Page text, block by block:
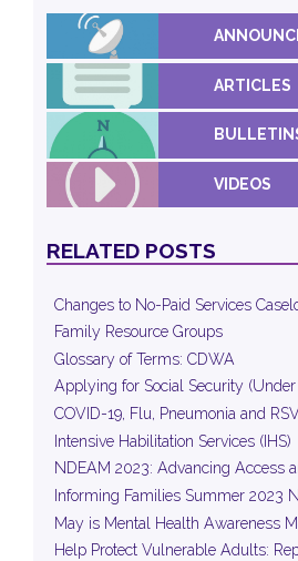
ARTICLES
VIDEOS
RELATED POSTS
Changes to No-Paid Services
Family Resource Groups
Glossary of Terms: CDWA
Applying for Social Security (Under
COVID-19, Flu, Pneumonia and
Intensive Habilitation Services (IHS)
NDEAM 2023: Advancing Access
Informing Families Summer 2023
May is Mental Health Awareness
Help Protect Vulnerable Adults: